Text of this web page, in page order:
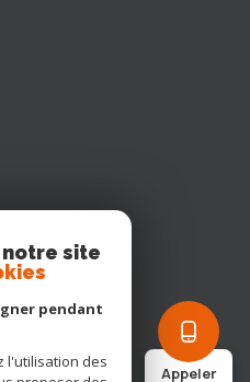
Appeler
notre site
pendant
l'utilisation des